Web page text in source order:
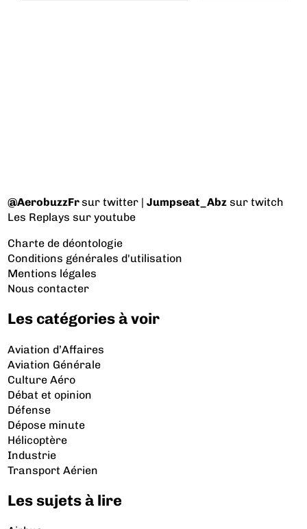
@AerobuzzFrsur twitter |Jumpseat_Abz sur twitch
Les Replays sur youtube
Charte de déontologie
Conditions générales d'utilisation
Mentions légales
Nous contacter
Les catégories à voir
Aviation d’Affaires
Aviation Générale
Culture Aéro
Débat et opinion
Défense
Dépose minute
Hélicoptère
Industrie
Transport Aérien
Les sujets à lire